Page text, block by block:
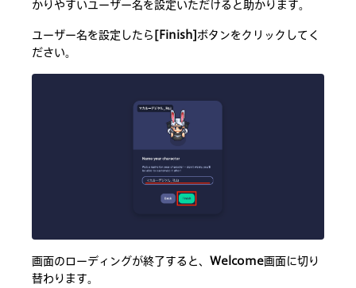
かりやすいユーザー名を設定いただけると助かります。
ユーザー名を設定したら [Finish] ボタンをクリックしてく
ださい。
画面のローディングが終了すると、 Welcome画面に切り
替わります。